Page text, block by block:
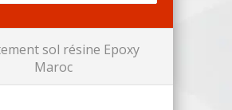
sol résine Epoxy
Maroc